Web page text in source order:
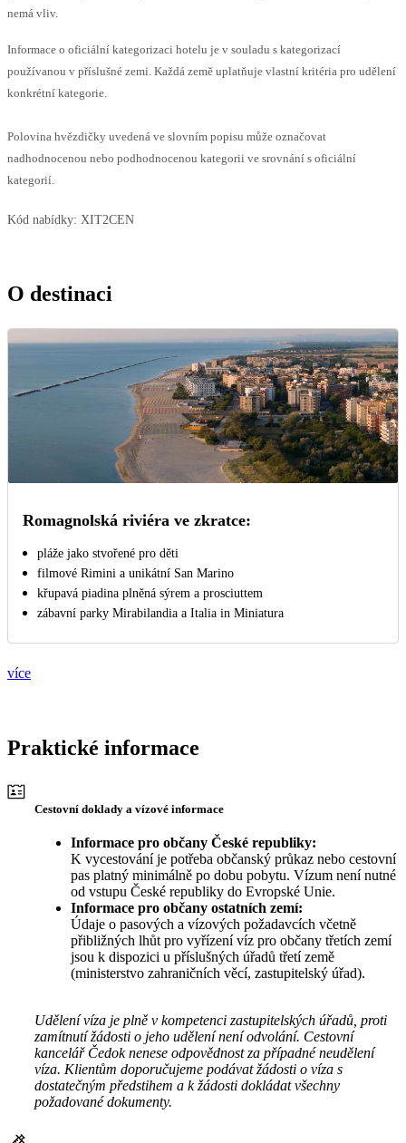
nemá vliv.
Informace o oficiální kategorizaci hotelu je v souladu s kategorizací
používanou v příslušné zemi. Každá země uplatňuje vlastní kritéria pro udělení
konkrétní kategorie.
Polovina hvězdičky uvedená ve slovním popisu může označovat
nadhodnocenou nebo podhodnocenou kategorii ve srovnání s oficiální
kategorií.
Kód nabídky: XIT2CEN
O destinaci
Romagnolská riviéra ve zkratce:
pláže jako stvořené pro děti
filmové Rimini a unikátní San Marino
křupavá piadina plněná sýrem a prosciuttem
zábavní parky Mirabilandia a Italia in Miniatura
více
Praktické informace
Cestovní doklady a vízové informace
Informace pro občany České republiky:
K vycestování je potřeba občanský průkaz nebo cestovní
pas platný minimálně po dobu pobytu. Vízum není nutné
od vstupu České republiky do Evropské Unie.
Informace pro občany ostatních zemí:
Údaje o pasových a vízových požadavcích včetně
přibližných lhůt pro vyřízení víz pro občany třetích zemí
jsou k dispozici u příslušných úřadů třetí země
(ministerstvo zahraničních věcí, zastupitelský úřad).
Udělení víza je plně v kompetenci zastupitelských úřadů, proti
zamítnutí žádosti o jeho udělení není odvolání. Cestovní
kancelář Čedok nenese odpovědnost za případné neudělení
víza. Klientům doporučujeme podávat žádosti o víza s
dostatečným předstihem a k žádosti dokládat všechny
požadované dokumenty.